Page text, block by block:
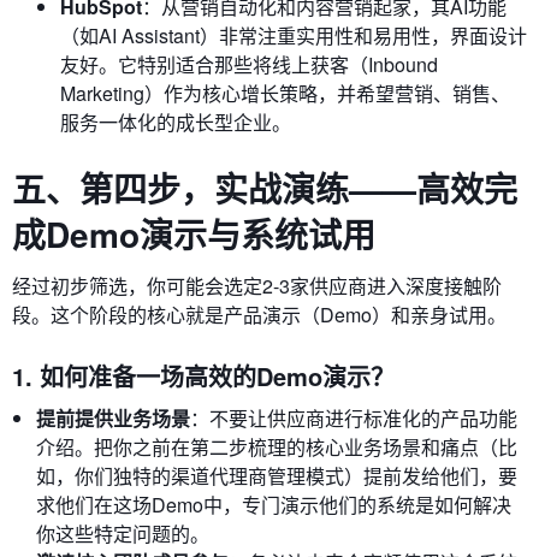
HubSpot：从营销自动化和内容营销起家，其AI功能
（如AI Assistant）非常注重实用性和易用性，界面设计
友好。它特别适合那些将线上获客（Inbound
Marketing）作为核心增长策略，并希望营销、销售、
服务一体化的成长型企业。
五、第四步，实战演练——高效完
成Demo演示与系统试用
经过初步筛选，你可能会选定2-3家供应商进入深度接触阶
段。这个阶段的核心就是产品演示（Demo）和亲身试用。
1. 如何准备一场高效的Demo演示？
提前提供业务场景：不要让供应商进行标准化的产品功能
介绍。把你之前在第二步梳理的核心业务场景和痛点（比
如，你们独特的渠道代理商管理模式）提前发给他们，要
求他们在这场Demo中，专门演示他们的系统是如何解决
你这些特定问题的。